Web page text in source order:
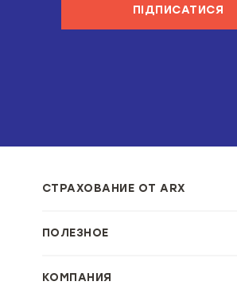
ПІДПИСАТИСЯ
СТРАХОВАНИЕ ОТ ARX
ПОЛЕЗНОЕ
КОМПАНИЯ